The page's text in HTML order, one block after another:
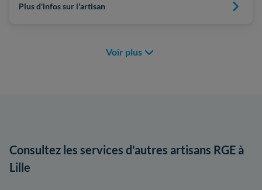
Plus d'infos sur l'artisan
Voir plus
Consultez les services d'autres artisans RGE à
Lille